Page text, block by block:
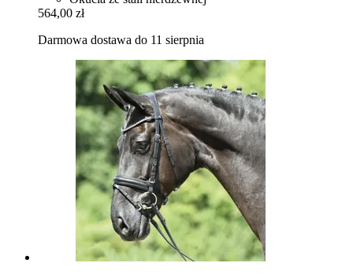
564,00 zł
Darmowa dostawa do 11 sierpnia